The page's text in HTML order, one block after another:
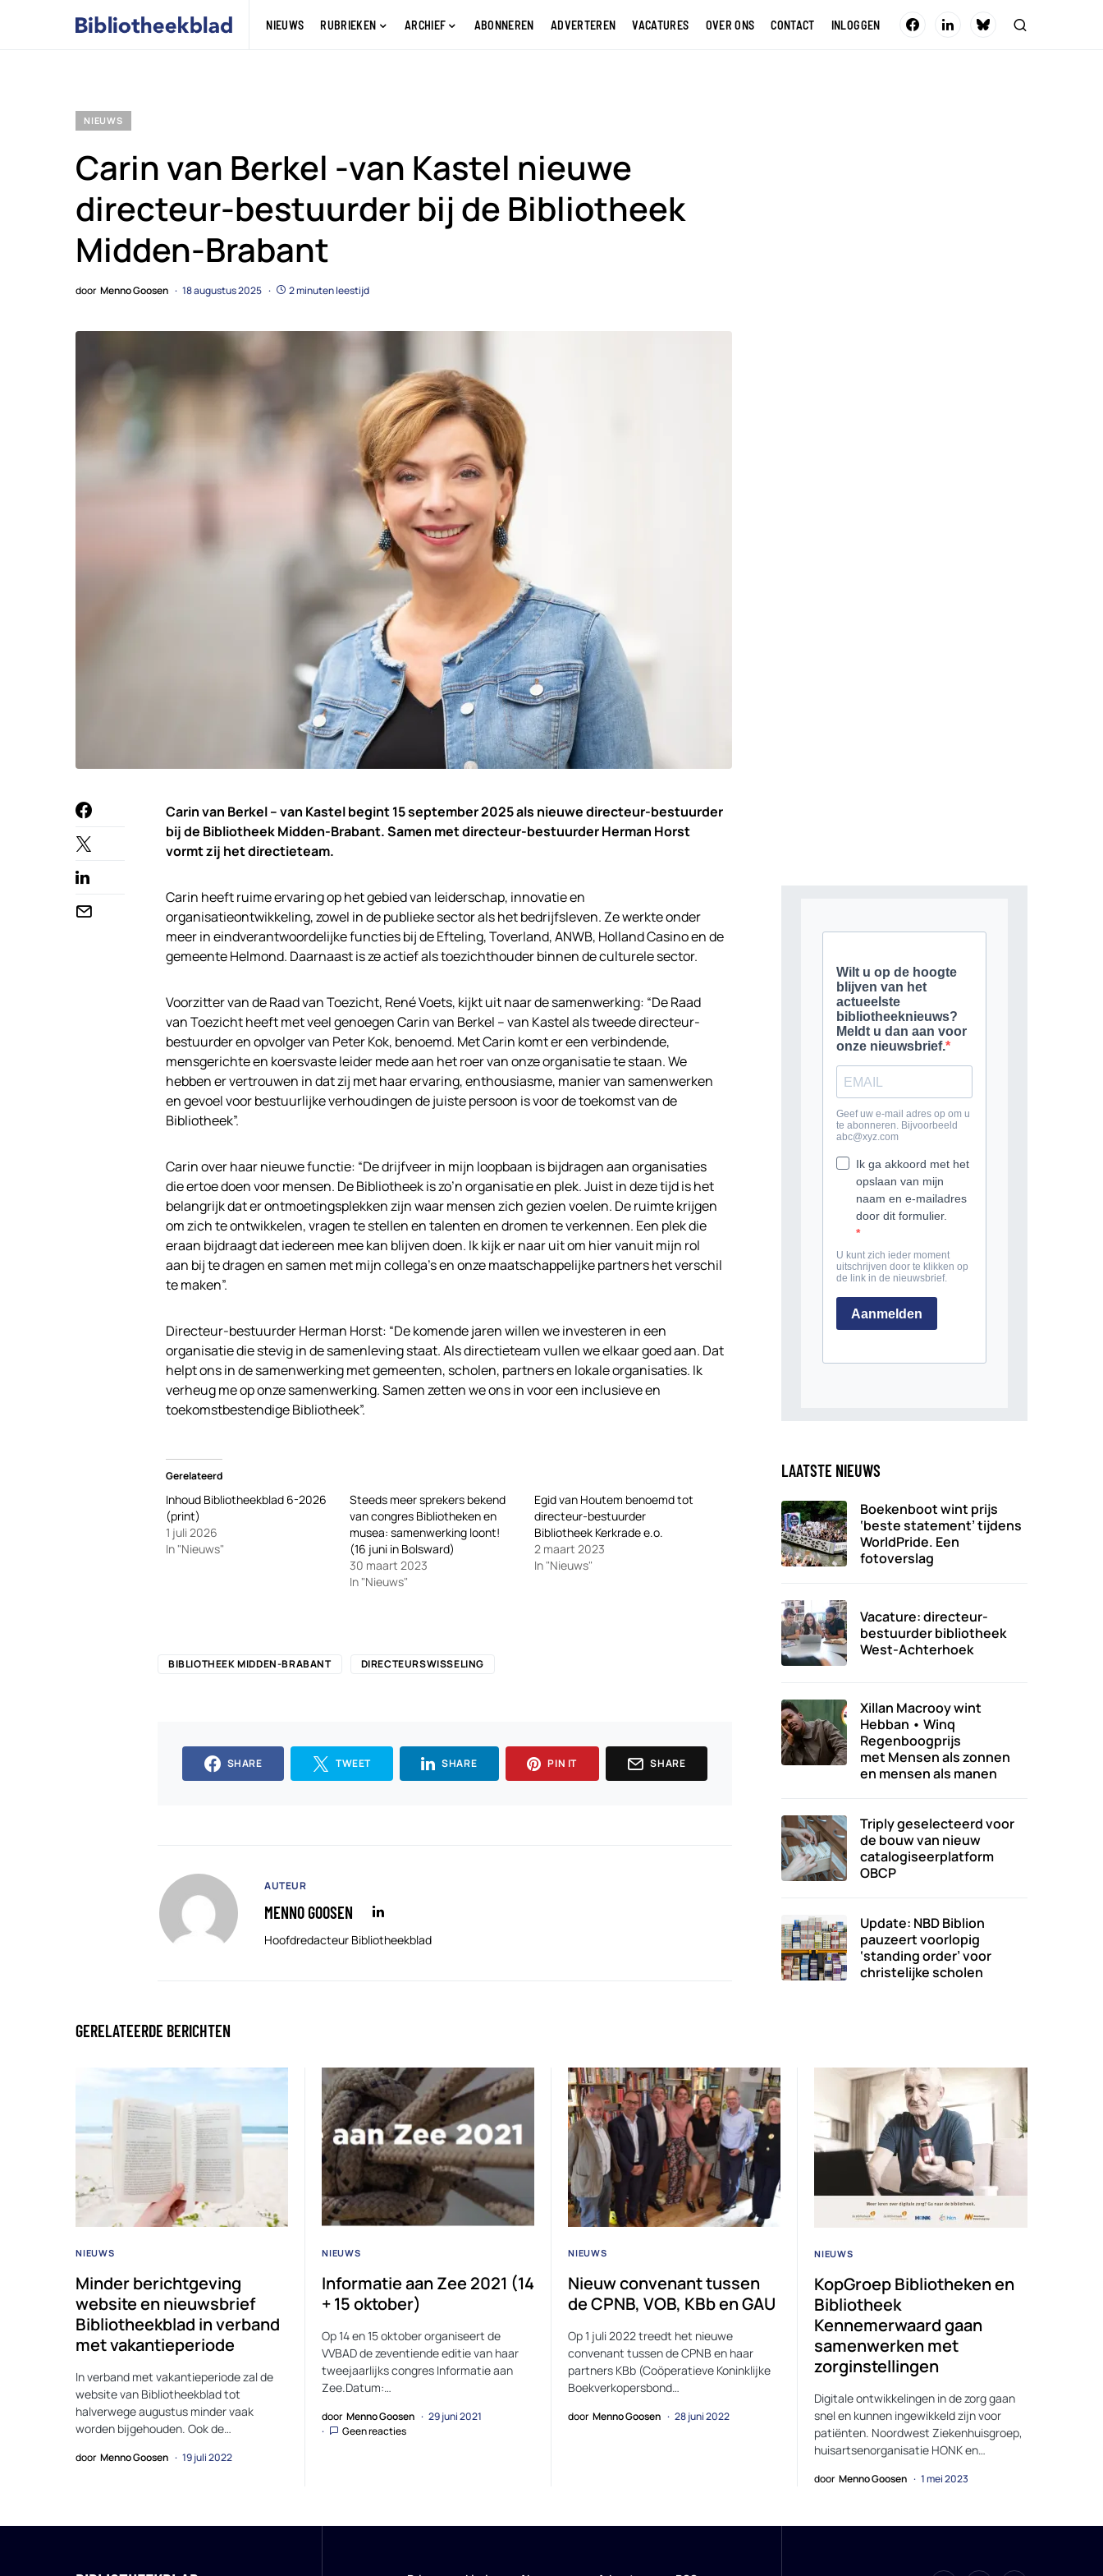
NIEUWS RUBRIEKEN ARCHIEF ABONNEREN ADVERTEREN VACATURES OVER ONS CONTACT INLOGGEN
NIEUWS
Carin van Berkel -van Kastel nieuwe
directeur-bestuurder bij de Bibliotheek
Midden-Brabant
door Menno Goosen 18 augustus 2025 2 minuten leestijd
Carin van Berkel – van Kastel begint 15 september 2025 als nieuwe directeur-bestuurder
bij de Bibliotheek Midden-Brabant. Samen met directeur-bestuurder Herman Horst
vormt zij het directieteam.
Carin heeft ruime ervaring op het gebied van leiderschap, innovatie en
organisatieontwikkeling, zowel in de publieke sector als het bedrijfsleven. Ze werkte onder
meer in eindverantwoordelijke functies bij de Efteling, Toverland, ANWB, Holland Casino en de
gemeente Helmond. Daarnaast is ze actief als toezichthouder binnen de culturele sector.
Voorzitter van de Raad van Toezicht, René Voets, kijkt uit naar de samenwerking: “De Raad
van Toezicht heeft met veel genoegen Carin van Berkel – van Kastel als tweede directeur-
bestuurder en opvolger van Peter Kok, benoemd. Met Carin komt er een verbindende,
mensgerichte en koersvaste leider mede aan het roer van onze organisatie te staan. We
hebben er vertrouwen in dat zij met haar ervaring, enthousiasme, manier van samenwerken
en gevoel voor bestuurlijke verhoudingen de juiste persoon is voor de toekomst van de
Bibliotheek”.
Carin over haar nieuwe functie: “De drijfveer in mijn loopbaan is bijdragen aan organisaties
die ertoe doen voor mensen. De Bibliotheek is zo’n organisatie en plek. Juist in deze tijd is het
belangrijk dat er ontmoetingsplekken zijn waar mensen zich gezien voelen. De ruimte krijgen
om zich te ontwikkelen, vragen te stellen en talenten en dromen te verkennen. Een plek die
eraan bijdraagt dat iedereen mee kan blijven doen. Ik kijk er naar uit om hier vanuit mijn rol
aan bij te dragen en samen met mijn collega’s en onze maatschappelijke partners het verschil
te maken”.
Directeur-bestuurder Herman Horst: “De komende jaren willen we investeren in een
organisatie die stevig in de samenleving staat. Als directieteam vullen we elkaar goed aan. Dat
helpt ons in de samenwerking met gemeenten, scholen, partners en lokale organisaties. Ik
verheug me op onze samenwerking. Samen zetten we ons in voor een inclusieve en
toekomstbestendige Bibliotheek”.
Gerelateerd
Inhoud Bibliotheekblad 6-2026
(print)
1 juli 2026
In "Nieuws"
Steeds meer sprekers bekend
van congres Bibliotheken en
musea: samenwerking loont!
(16 juni in Bolsward)
30 maart 2023
In "Nieuws"
Egid van Houtem benoemd tot
directeur-bestuurder
Bibliotheek Kerkrade e.o.
2 maart 2023
In "Nieuws"
BIBLIOTHEEK MIDDEN-BRABANT DIRECTEURSWISSELING
SHARE TWEET SHARE PIN IT SHARE
AUTEUR
MENNO GOOSEN
Hoofdredacteur Bibliotheekblad
LAATSTE NIEUWS
Boekenboot wint prijs
‘beste statement’ tijdens
WorldPride. Een
fotoverslag
Vacature: directeur-
bestuurder bibliotheek
West-Achterhoek
Xillan Macrooy wint
Hebban • Winq
Regenboogprijs
met Mensen als zonnen
en mensen als manen
Triply geselecteerd voor
de bouw van nieuw
catalogiseerplatform
OBCP
Update: NBD Biblion
pauzeert voorlopig
‘standing order’ voor
christelijke scholen
GERELATEERDE BERICHTEN
NIEUWS
Minder berichtgeving
website en nieuwsbrief
Bibliotheekblad in verband
met vakantieperiode
In verband met vakantieperiode zal de
website van Bibliotheekblad tot
halverwege augustus minder vaak
worden bijgehouden. Ook de…
door Menno Goosen 19 juli 2022
NIEUWS
Informatie aan Zee 2021 (14
+ 15 oktober)
Op 14 en 15 oktober organiseert de
VVBAD de zeventiende editie van haar
tweejaarlijks congres Informatie aan
Zee.Datum:…
door Menno Goosen
29 juni 2021
Geen reacties
NIEUWS
Nieuw convenant tussen
de CPNB, VOB, KBb en GAU
Op 1 juli 2022 treedt het nieuwe
convenant tussen de CPNB en haar
partners KBb (Coöperatieve Koninklijke
Boekverkopersbond…
door Menno Goosen 28 juni 2022
NIEUWS
KopGroep Bibliotheken en
Bibliotheek
Kennemerwaard gaan
samenwerken met
zorginstellingen
Digitale ontwikkelingen in de zorg gaan
snel en kunnen ingewikkeld zijn voor
patiënten. Noordwest Ziekenhuisgroep,
huisartsenorganisatie HONK en…
door Menno Goosen 1 mei 2023